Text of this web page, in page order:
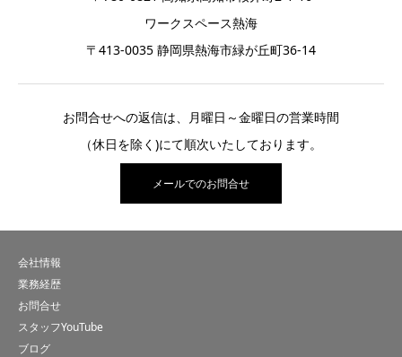
ワークスペース熱海
〒413-0035 静岡県熱海市緑が丘町36-14
お問合せへの返信は、月曜日～金曜日の営業時間
（休日を除く)にて順次いたしております。
メールでのお問合せ
会社情報
業務経歴
お問合せ
スタッフYouTube
ブログ